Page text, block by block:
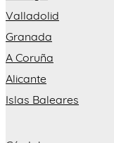
Valladolid
Granada
A Coruña
Alicante
Islas Baleares